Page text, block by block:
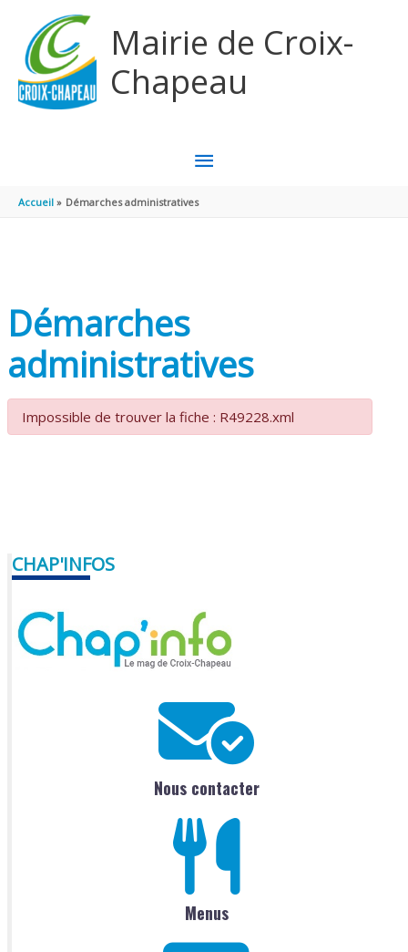
Mairie de Croix-
Chapeau
MENU
PRINCIPAL
Accueil Démarches administratives
Démarches
administratives
Impossible de trouver la fiche : R49228.xml
CHAP'INFOS
Nous contacter
Menus